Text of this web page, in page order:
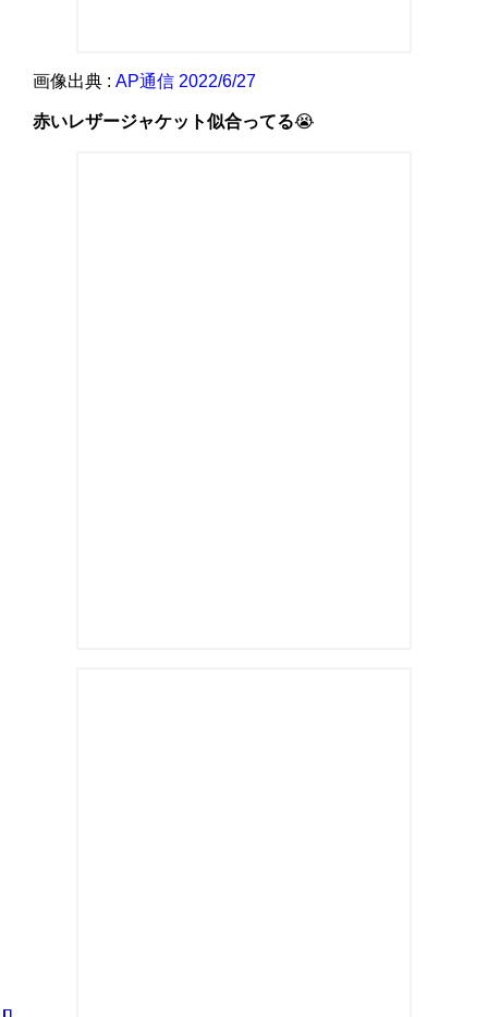
画像出典 :AP通信 2022/6/27
赤いレザージャケット似合ってる😭